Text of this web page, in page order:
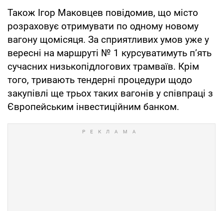
Також Ігор Маковцев повідомив, що місто
розраховує отримувати по одному новому
вагону щомісяця. За сприятливих умов уже у
вересні на маршруті № 1 курсуватимуть п’ять
сучасних низькопідлогових трамваїв. Крім
того, тривають тендерні процедури щодо
закупівлі ще трьох таких вагонів у співпраці з
Європейським інвестиційним банком.